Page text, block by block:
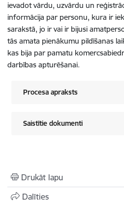
ievadot vārdu, uzvārdu un
informācija par personu, kura ir
sarakstā, jo ir vai ir bijusi
tās amata pienākumu pildīšanas
kas bija par pamatu
darbības apturēšanai.
Procesa apraksts
Saistītie dokumenti
Drukāt lapu
Dalīties